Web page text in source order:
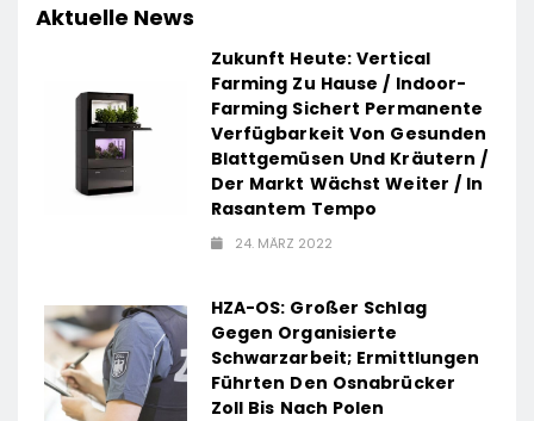
Aktuelle News
Zukunft Heute: Vertical
Farming Zu Hause / Indoor-
Farming Sichert Permanente
Verfügbarkeit Von Gesunden
Blattgemüsen Und Kräutern /
Der Markt Wächst Weiter / In
Rasantem Tempo
24. MÄRZ 2022
HZA-OS: Großer Schlag
Gegen Organisierte
Schwarzarbeit; Ermittlungen
Führten Den Osnabrücker
Zoll Bis Nach Polen